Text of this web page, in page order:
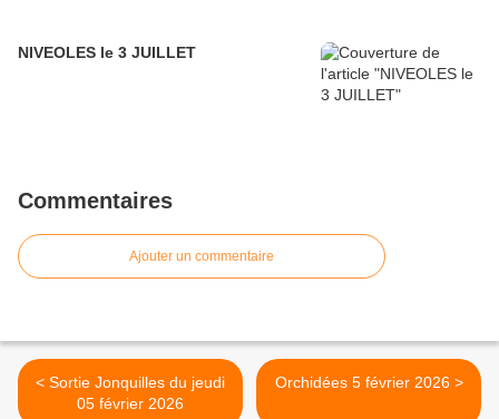
NIVEOLES le 3 JUILLET
Commentaires
Ajouter un commentaire
< Sortie Jonquilles du jeudi
05 février 2026
Orchidées 5 février 2026 >